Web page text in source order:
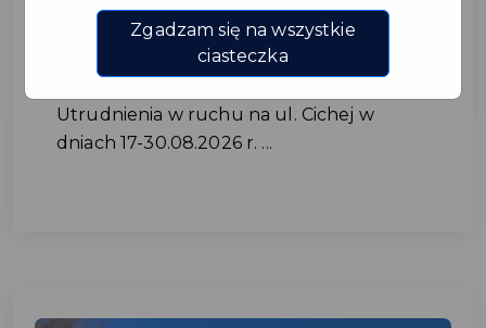
Cichej w dniach 17-
30.08.2026 r.
Utrudnienia w ruchu na ul. Cichej w
dniach 17-30.08.2026 r. ...
Zgadzam się na wszystkie
ciasteczka